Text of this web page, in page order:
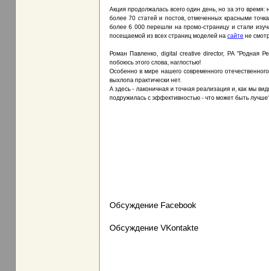
Акция продолжалась всего один день, но за это
более 70 статей и постов, отмеченных красными
более 6 000 перешли на промо-страницу и стали
посещаемой из всех страниц моделей на сайте не
Роман Павленко, digital creative director, РА "Родная
побоюсь этого слова, наглостью!
Особенно в мире нашего современного
выхлопа практически нет.
А здесь - лаконичная и точная реализация и, как мы
подружилась с эффективностью - что может быть
Обсуждение Facebook
Обсуждение VKontakte